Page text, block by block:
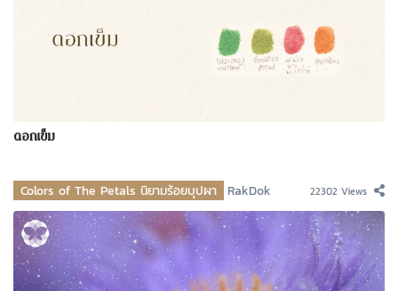
ดอกเข็ม
Colors of The Petals นิยามร้อยบุปผา RakDok 22302 Views